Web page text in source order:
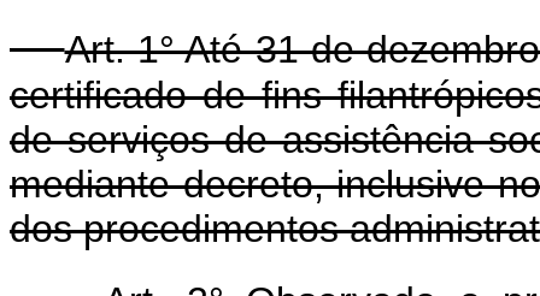
Art. 1° Até 31 de
certificado de fins
de serviços de assistência
mediante decreto, inclusive
dos procedimentos